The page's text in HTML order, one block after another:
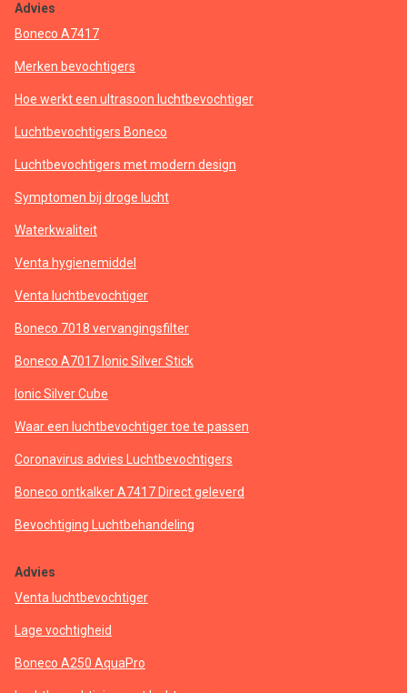
Advies
Boneco A7417
Merken bevochtigers
Hoe werkt een ultrasoon luchtbevochtiger
Luchtbevochtigers Boneco
Luchtbevochtigers met modern design
Symptomen bij droge lucht
Waterkwaliteit
Venta hygienemiddel
Venta luchtbevochtiger
Boneco 7018 vervangingsfilter
Boneco A7017 Ionic Silver Stick
Ionic Silver Cube
Waar een luchtbevochtiger toe te passen
Coronavirus advies Luchtbevochtigers
Boneco ontkalker A7417 Direct geleverd
Bevochtiging Luchtbehandeling
Advies
Venta luchtbevochtiger
Lage vochtigheid
Boneco A250 AquaPro